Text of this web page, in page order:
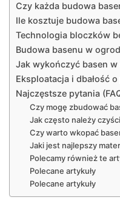
Czy każda budowa
Ile kosztuje budowa
Technologia bloczków
Budowa basenu w
Jak wykończyć basen
Eksploatacja i dbałość
Najczęstsze pytania
Czy mogę zbudować
Jak często należy
Czy warto wkopać
Jaki jest najlepszy
Polecamy również te
Polecane artykuły
Polecane artykuły